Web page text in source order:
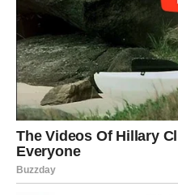
Pred vama su veoma važni